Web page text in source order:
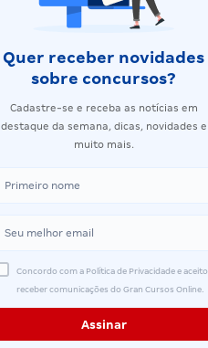
Quer receber novidades
sobre concursos?
Cadastre-se e receba as notícias em
destaque da semana, dicas, novidades e
muito mais.
Concordo com a Política de Privacidade e aceito
receber comunicações do Gran Cursos Online.